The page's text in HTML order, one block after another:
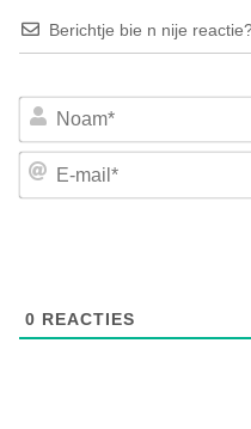
Berichtje bie n nije
0 REACTIES